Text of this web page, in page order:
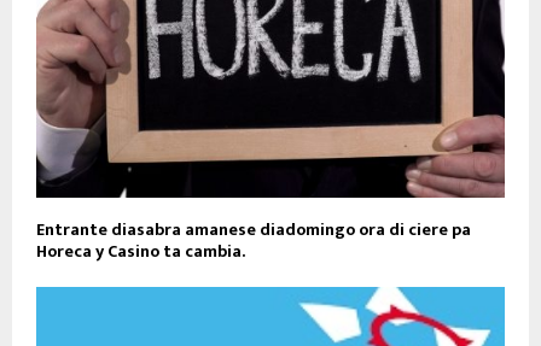
Entrante diasabra amanese diadomingo ora di ciere pa
Horeca y Casino ta cambia.